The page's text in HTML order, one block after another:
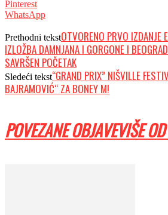
Pinterest
WhatsApp
Prethodni tekstOTVORENO PRVO IZDANJE
IZLOŽBA DAMNJANA I GORGONE I
SAVRŠEN POČETAK
Sledeći tekst“GRAND PRIX” NIŠVILLE
BAJRAMOVIĆ“ ZA BONEY M!
POVEZANE OBJAVEVIŠE